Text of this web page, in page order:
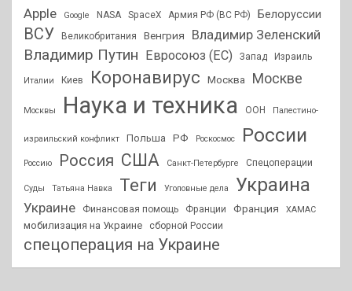
Apple Google NASA SpaceX Армия РФ (ВС РФ) Белоруссии
ВСУ Великобритания Венгрия Владимир Зеленский
Владимир Путин Евросоюз (ЕС) Запад Израиль
Италии Киев Коронавирус Москва Москве
Москвы Наука и техника ООН Палестино-
израильский конфликт Польша РФ Роскосмос России
Россию Россия США Санкт-Петербурге Спецоперации
Суды Татьяна Навка Теги Уголовные дела Украина
Украине Финансовая помощь Франции Франция ХАМАС
мобилизация на Украине сборной России
спецоперация на Украине